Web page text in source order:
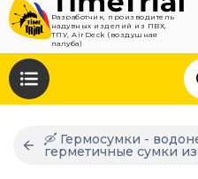
Разработчик, производитель
надувных изделий из ПВХ,
ТПУ, AirDeck (воздушная
палуба)
🛶 Гермосумки -
герметичные сумки